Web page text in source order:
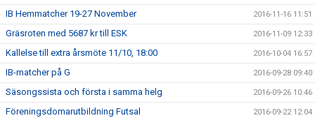
IB Hemmatcher 19-27 November 2016-11-16 11:51
Gräsroten med 5687 kr till ESK 2016-11-09 12:33
Kallelse till extra årsmöte 11/10, 18:00 2016-10-04 16:57
IB-matcher på G 2016-09-28 09:40
Säsongssista och första i samma helg 2016-09-26 10:46
Föreningsdomarutbildning Futsal 2016-09-22 12:04